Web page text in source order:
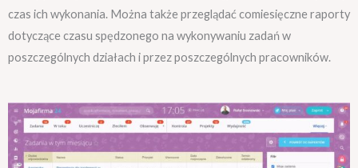
czas ich wykonania. Można także przeglądać comiesięczne raporty
dotyczące czasu spędzonego na wykonywaniu zadań w
poszczególnych działach i przez poszczególnych pracowników.